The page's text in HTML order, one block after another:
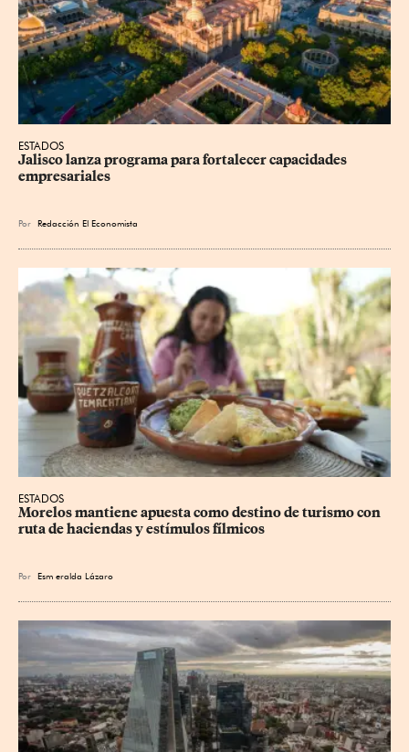
ESTADOS
Jalisco lanza programa para fortalecer capacidades
empresariales
Por Redacción El Economista
ESTADOS
Morelos mantiene apuesta como destino de turismo con
ruta de haciendas y estímulos fílmicos
Por Esm eralda Lázaro